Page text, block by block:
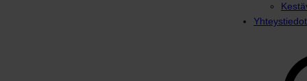
Yhteystiedot